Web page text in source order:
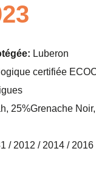
Luberon
certifiée
25%Grenache
/ 2012 / 2014 / 2016